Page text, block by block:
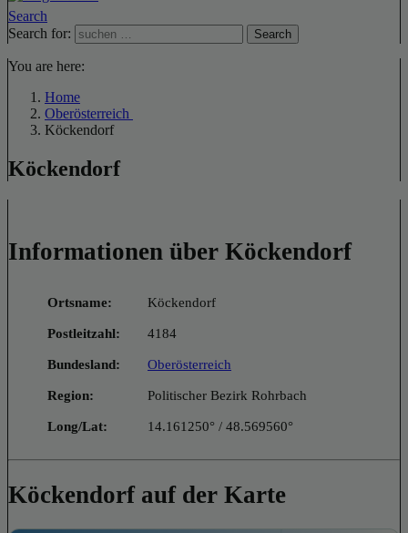
Search
Search for:
Search
You are here:
Home
Oberösterreich
Köckendorf
Köckendorf
Informationen über Köckendorf
Ortsname: Köckendorf
Postleitzahl: 4184
Bundesland: Oberösterreich
Region: Politischer Bezirk Rohrbach
Long/Lat: 14.161250° / 48.569560°
Köckendorf auf der Karte